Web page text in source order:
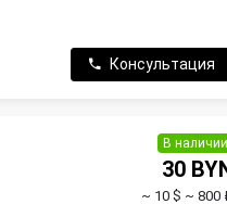
Консультация
В наличии
30
~ 10 $ ~ 800